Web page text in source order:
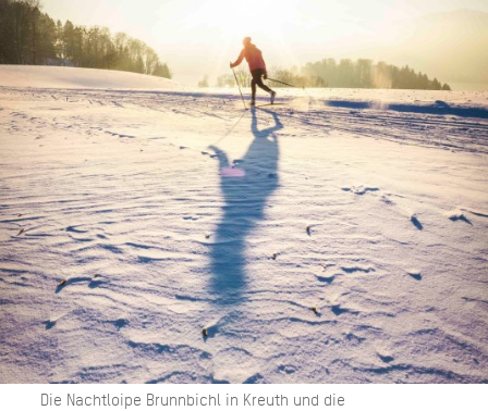
Die Nachtloipe Brunnbichl in Kreuth und die